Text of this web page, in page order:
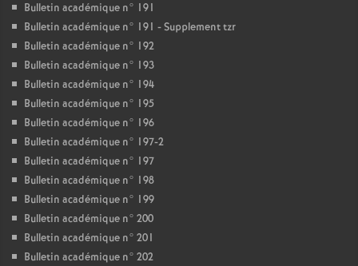
Bulletin académique n° 191
Bulletin académique n° 191 - Supplement tzr
Bulletin académique n° 192
Bulletin académique n° 193
Bulletin académique n° 194
Bulletin académique n° 195
Bulletin académique n° 196
Bulletin académique n° 197-2
Bulletin académique n° 197
Bulletin académique n° 198
Bulletin académique n° 199
Bulletin académique n° 200
Bulletin académique n° 201
Bulletin académique n° 202